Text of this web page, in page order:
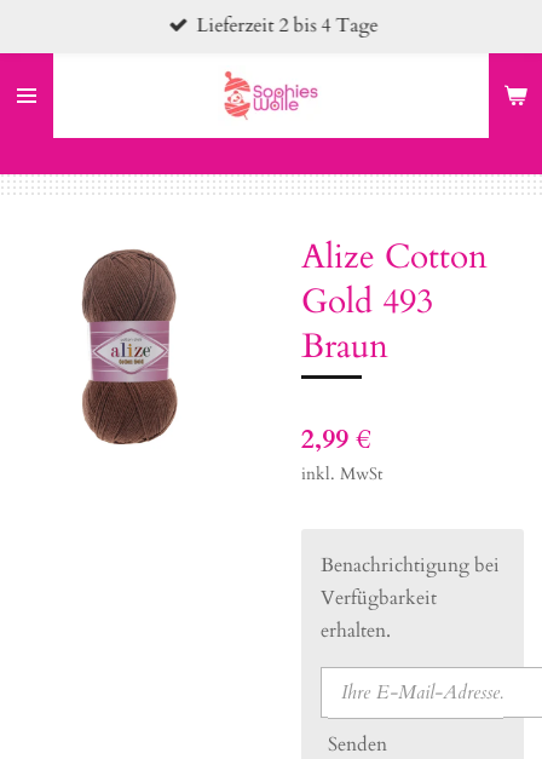
Hauptinhalt
springen
Lieferzeit 2 bis 4 Tage
Alize Cotton
Gold 493
Braun
2,99 €
inkl. MwSt
Benachrichtigung bei
Verfügbarkeit
erhalten.
Senden